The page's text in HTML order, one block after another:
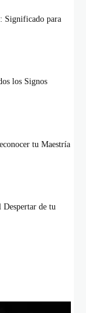
Significado para
los Signos
tu Maestría
de tu